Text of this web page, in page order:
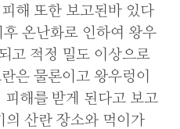
해 또한 보고된바 있다
온난화로 인하여 왕우
고 적정 밀도 이상으로
은 물론이고 왕우렁이
피해를 받게 된다고 보고
의 산란 장소와 먹이가